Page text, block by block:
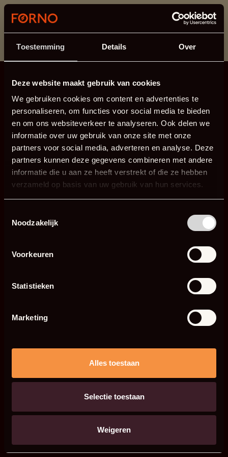
Toestemming Details Over
Deze website maakt gebruik van cookies
We gebruiken cookies om content en advertenties te
personaliseren, om functies voor social media te bieden
en om ons websiteverkeer te analyseren. Ook delen we
informatie over uw gebruik van onze site met onze
partners voor social media, adverteren en analyse. Deze
partners kunnen deze gegevens combineren met andere
informatie die u aan ze heeft verstrekt of die ze hebben
verzameld op basis van uw gebruik van hun services.
Noodzakelijk
Voorkeuren
Statistieken
Marketing
Alles toestaan
Selectie toestaan
Weigeren
Dit onderdeel is momenteel in onderhoud.
Als je informatie mist kun je ons bellen +31 413 274
168 of mailen
info@forno.eu.